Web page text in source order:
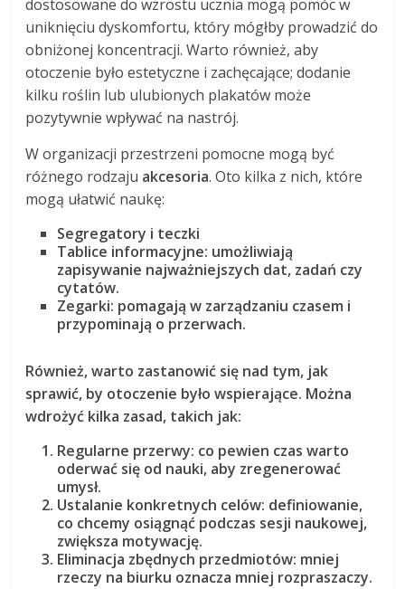
dostosowane do wzrostu ucznia mogą pomóc w
uniknięciu dyskomfortu, który mógłby prowadzić do
obniżonej koncentracji. Warto również, aby
otoczenie było estetyczne i zachęcające; dodanie
kilku roślin lub ulubionych plakatów może
pozytywnie wpływać na nastrój.
W organizacji przestrzeni pomocne mogą być
różnego rodzaju akcesoria. Oto kilka z nich, które
mogą ułatwić naukę:
Segregatory i teczki
Tablice informacyjne: umożliwiają
zapisywanie najważniejszych dat, zadań czy
cytatów.
Zegarki: pomagają w zarządzaniu czasem i
przypominają o przerwach.
Również, warto zastanowić się nad tym, jak
sprawić, by otoczenie byłowspierające. Można
wdrożyć kilka zasad, takich jak:
Regularne przerwy: co pewien czas warto
oderwać się od nauki, aby zregenerować
umysł.
Ustalanie konkretnych celów: definiowanie,
co chcemy osiągnąć podczas sesji naukowej,
zwiększa motywację.
Eliminacja zbędnych przedmiotów: mniej
rzeczy na biurku oznacza mniej rozpraszaczy.